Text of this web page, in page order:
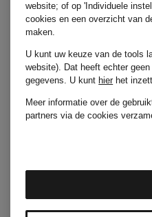
MARC
AUREL
CAIN
website; of op 'Individuele
cookies en een overzicht van
maken.
U kunt uw keuze van de tools
website). Dat heeft echter
gegevens. U kunt hierhet
Meer informatie over de
partners via de cookies